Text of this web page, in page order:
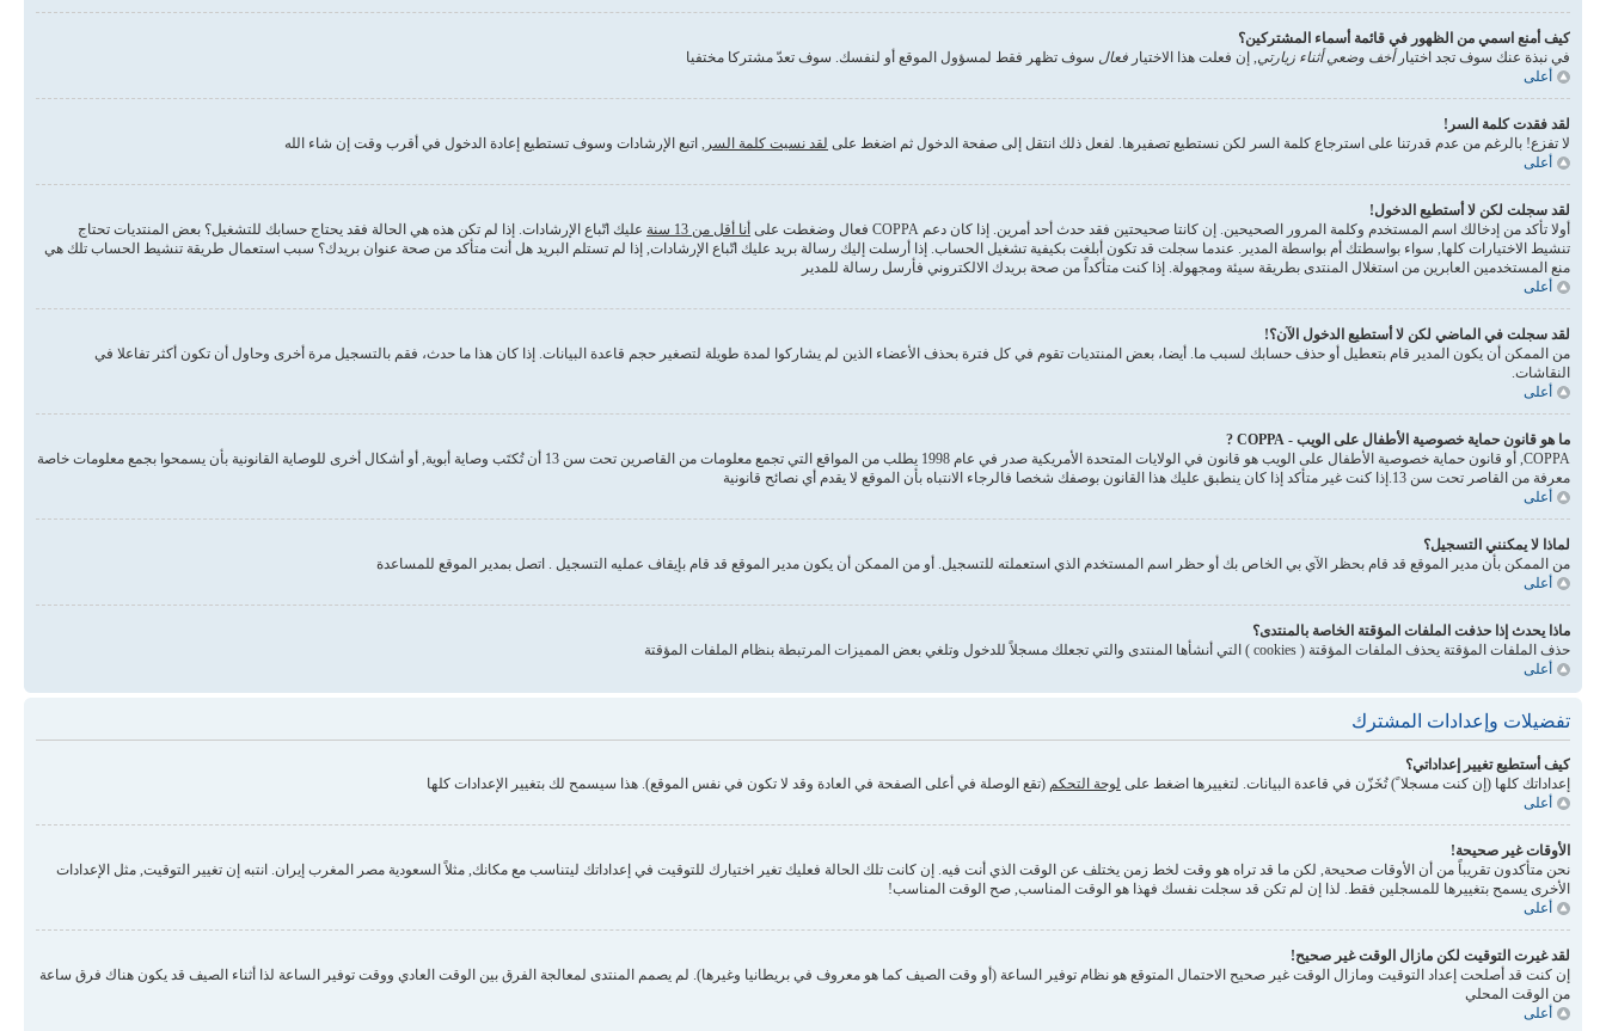
كيف أمنع اسمي من الظهور في قائمة أسماء المشتركين؟
في نبذة عنك سوف تجد اختيارأخف وضعي أثناء زيارتي, إن فعلت هذا الاختيار فعال سوف تظهر فقط لمسؤول الموقع أو لنفسك. سوف تعدّ مشتركا مختفيا
أعلى
لقد فقدت كلمة السر!
لا تفزع! بالرغم من عدم قدرتنا على استرجاع كلمة السر لكن نستطيع تصفيرها. لفعل ذلك انتقل إلى صفحة الدخول ثم اضغط على لقد نسيت كلمة السر , اتبع الإرشادات وسوف تستطيع إعادة الدخول في أقرب وقت إن شاء الله
أعلى
لقد سجلت لكن لا أستطيع الدخول!
أولا تأكد من إدخالك اسم المستخدم وكلمة المرور الصحيحين. إن كانتا صحيحتين فقد حدث أحد أمرين. إذا كان دعم COPPA فعال وضغطت على
أنا أقل من 13 سنة
عليك اتّباع الإرشادات. إذا لم تكن هذه هي الحالة فقد يحتاج حسابك للتشغيل؟ بعض المنتديات تحتاج
تنشيط الاختيارات كلها, سواء بواسطتك أم بواسطة المدير. عندما سجلت قد تكون أبلغت بكيفية تشغيل الحساب. إذا أرسلت إليك رسالة بريد عليك اتّباع الإرشادات, إذا لم تستلم البريد هل أنت متأكد من صحة عنوان بريدك؟ سبب استعمال طريقة تنشيط الحساب تلك هي
منع المستخدمين العابرين من استغلال المنتدى بطريقة سيئة ومجهولة. إذا كنت متأكداً من صحة بريدك الالكتروني فأرسل رسالة للمدير
أعلى
لقد سجلت في الماضي لكن لا أستطيع الدخول الآن؟!
من الممكن أن يكون المدير قام بتعطيل أو حذف حسابك لسبب ما. أيضا، بعض المنتديات تقوم في كل فترة بحذف الأعضاء الذين لم يشاركوا لمدة طويلة لتصغير حجم قاعدة البيانات. إذا كان هذا ما حدث، فقم بالتسجيل مرة أخرى وحاول أن تكون أكثر تفاعلا في
النقاشات.
أعلى
ما هو قانون حماية خصوصية الأطفال على الويب - COPPA ?
COPPA, أو قانون حماية خصوصية الأطفال على الويب هو قانون في الولايات المتحدة الأمريكية صدر في عام 1998 يطلب من المواقع التي تجمع معلومات من القاصرين تحت سن 13 أن تُكتَب وصاية أبوية, أو أشكال أخرى للوصاية القانونية بأن يسمحوا بجمع معلومات خاصة
معرفة من القاصر تحت سن 13.إذا كنت غير متأكد إذا كان ينطبق عليك هذا القانون بوصفك شخصا فالرجاء الانتباه بأن الموقع لا يقدم أي نصائح قانونية
أعلى
لماذا لا يمكنني التسجيل؟
من الممكن بأن مدير الموقع قد قام بحظر الآي بي الخاص بك أو حظر اسم المستخدم الذي استعملته للتسجيل. أو من الممكن أن يكون مدير الموقع قد قام بإيقاف عمليه التسجيل . اتصل بمدير الموقع للمساعدة
أعلى
ماذا يحدث إذا حذفت الملفات المؤقتة الخاصة بالمنتدى؟
حذف الملفات المؤقتة يحذف الملفات المؤقتة ( cookies ) التي أنشأها المنتدى والتي تجعلك مسجلاً للدخول وتلغي بعض المميزات المرتبطة بنظام الملفات المؤقتة
أعلى
تفضيلات وإعدادات المشترك
كيف أستطيع تغيير إعداداتي؟
إعداداتك كلها (إن كنت مسجلا ً) تُخَزّن في قاعدة البيانات. لتغييرها اضغط على لوحة التحكم (تقع الوصلة في أعلى الصفحة في العادة وقد لا تكون في نفس الموقع). هذا سيسمح لك بتغيير الإعدادات كلها
أعلى
الأوقات غير صحيحة!
نحن متأكدون تقريباً من أن الأوقات صحيحة, لكن ما قد تراه هو وقت لخط زمن يختلف عن الوقت الذي أنت فيه. إن كانت تلك الحالة فعليك تغير اختيارك للتوقيت في إعداداتك ليتناسب مع مكانك, مثلاً السعودية مصر المغرب إيران. انتبه إن تغيير التوقيت, مثل الإعدادات
الأخرى يسمح بتغييرها للمسجلين فقط. لذا إن لم تكن قد سجلت نفسك فهذا هو الوقت المناسب, صح الوقت المناسب!
أعلى
لقد غيرت التوقيت لكن مازال الوقت غير صحيح!
إن كنت قد أصلحت إعداد التوقيت ومازال الوقت غير صحيح الاحتمال المتوقع هو نظام توفير الساعة (أو وقت الصيف كما هو معروف في بريطانيا وغيرها). لم يصمم المنتدى لمعالجة الفرق بين الوقت العادي ووقت توفير الساعة لذا أثناء الصيف قد يكون هناك فرق ساعة
من الوقت المحلي
أعلى